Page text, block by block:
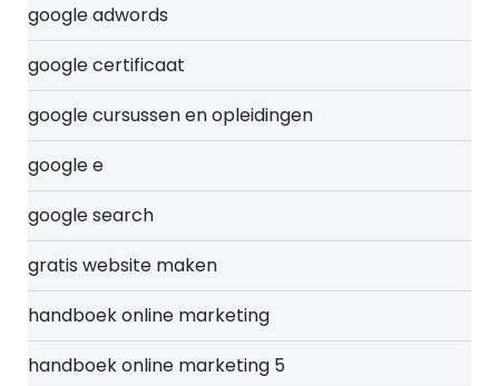
google adwords
google certificaat
google cursussen en opleidingen
google e
google search
gratis website maken
handboek online marketing
handboek online marketing 5